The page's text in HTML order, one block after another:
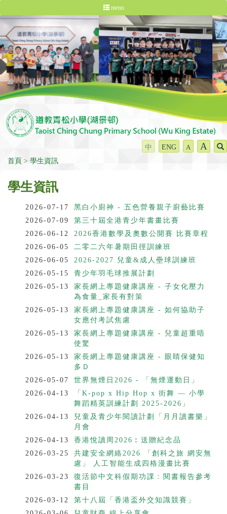
menu
中 ENG A A
首頁 學生資訊
學生資訊
2026-07-17
黑白小廚神 - 五色營養親子廚藝比賽
2026-07-09
第三十屆全港青少年書畫比賽
2026-06-12
2026香港數學及奧數公開賽 比賽章程
2026-06-05
⼆零⼆六年暑期⽥徑訓練班
2026-06-05
2026-2027 兒童&成人壘球訓練班
2026-05-15
青少年羽毛球推展計劃
2026-05-13
家長網上專題健康講座 - 子女化壓力
為食量_家長有對策
2026-05-13
家長網上專題健康講座 - 如何協助子
女應付考試焦慮
2026-05-13
家長網上專題健康講座 - 兒童超重唔
使驚
2026-05-13
家長網上專題健康講座 - 眼睛保健知
多Ｄ
2026-05-07
世界無煙⽇2026 - 「無煙運動⽇」
2026-04-13
「K-pop x Hip Hop x 街舞 — 小學
舞蹈精英訓練計劃 2025-2026」
2026-04-13
兒童及青少年閱讀計劃「月月讀書樂」
月會
2026-04-13
香港悅讀周2026︰送贈紀念品
2026-03-25
共建安全網絡2026 「創科之旅 網安無
慮」 人工智能生成四格漫畫比賽
2026-03-23
復活節中文科假期功課﹕閱書報告參考
書目
2026-03-12
第十八屆「香港盃外交知識競賽」